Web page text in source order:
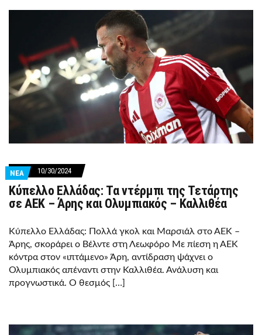
ΝΕΑ 10/30/2024
Κύπελλο Ελλάδας: Τα ντέρμπι της Τετάρτης
σε ΑΕΚ – Άρης και Ολυμπιακός – Καλλιθέα
Κύπελλο Ελλάδας: Πολλά γκολ και Μαρσιάλ στο ΑΕΚ –
Άρης, σκοράρει ο Βέλντε στη Λεωφόρο Με πίεση η ΑΕΚ
κόντρα στον «ιπτάμενο» Άρη, αντίδραση ψάχνει ο
Ολυμπιακός απέναντι στην Καλλιθέα. Ανάλυση και
προγνωστικά. Ο θεσμός […]